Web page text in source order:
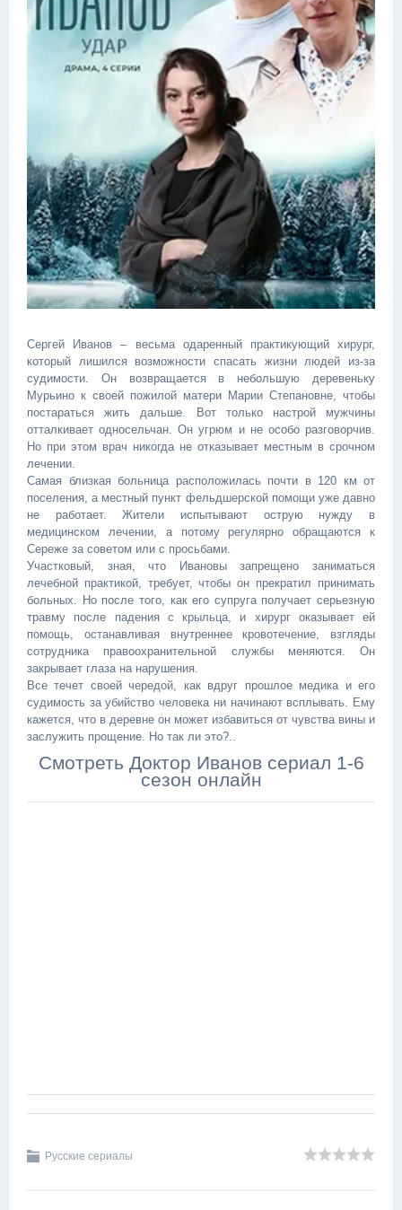
Сергей Иванов – весьма одаренный практикующий хирург,
который лишился возможности спасать жизни людей из-за
судимости. Он возвращается в небольшую деревеньку
Мурьино к своей пожилой матери Марии Степановне, чтобы
постараться жить дальше. Вот только настрой мужчины
отталкивает односельчан. Он угрюм и не особо разговорчив.
Но при этом врач никогда не отказывает местным в срочном
лечении.
Самая близкая больница расположилась почти в 120 км от
поселения, а местный пункт фельдшерской помощи уже давно
не работает. Жители испытывают острую нужду в
медицинском лечении, а потому регулярно обращаются к
Сереже за советом или с просьбами.
Участковый, зная, что Ивановы запрещено заниматься
лечебной практикой, требует, чтобы он прекратил принимать
больных. Но после того, как его супруга получает серьезную
травму после падения с крыльца, и хирург оказывает ей
помощь, останавливая внутреннее кровотечение, взгляды
сотрудника правоохранительной службы меняются. Он
закрывает глаза на нарушения.
Все течет своей чередой, как вдруг прошлое медика и его
судимость за убийство человека ни начинают всплывать. Ему
кажется, что в деревне он может избавиться от чувства вины и
заслужить прощение. Но так ли это?..
Смотреть Доктор Иванов сериал 1-6
сезон онлайн
Русские сериалы